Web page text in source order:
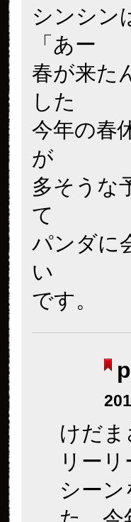
シンシン
「あー
春が来た
した
今年の春
が
多そうな
て
パンダに
い
です。
けだ
リー
シー